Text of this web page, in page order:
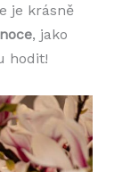
je krásně
, jako
hodit!